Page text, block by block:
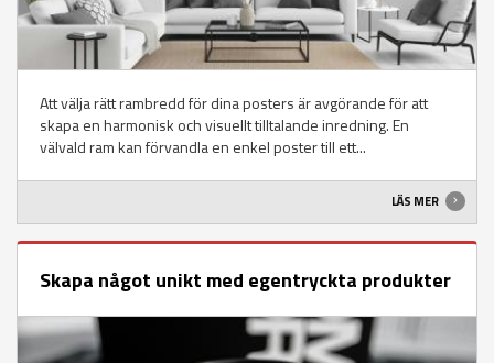
Att välja rätt rambredd för dina posters är avgörande för att
skapa en harmonisk och visuellt tilltalande inredning. En
välvald ram kan förvandla en enkel poster till ett...
LÄS MER
Skapa något unikt med egen­tryckta produkter